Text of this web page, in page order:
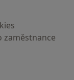
zaměstnance